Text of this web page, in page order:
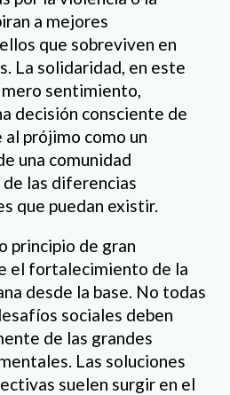
a mejores
que sobreviven en
La solidaridad, en este
sentimiento,
decisión consciente de
al prójimo como un
una comunidad
las diferencias
que puedan existir.
principio de gran
el fortalecimiento de la
desde la base. No todas
sociales deben
de las grandes
Las soluciones
suelen surgir en el